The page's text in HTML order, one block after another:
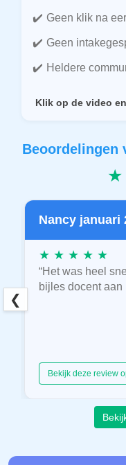
Geen klik na
Geen
Heldere
Klik op de video
Beoordelingen
★
Nancy januari
★ ★ ★ ★ ★
“Het was heel
bijles docent aan
Bekijk deze review
❮